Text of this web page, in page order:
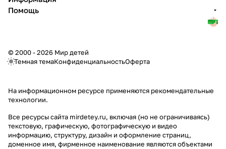
Помощь
© 2000 - 2026 Мир детей
Темная темаКонфиденциальностьОферта
На информационном ресурсе применяются рекомендательные
технологии.
Все ресурсы сайта mirdetey.ru, включая (но не ограничиваясь)
текстовую, графическую, фотографическую и видео
информацию, структуру, дизайн и оформление страниц,
доменное имя, фирменное наименование являются объектами